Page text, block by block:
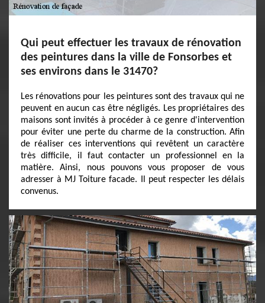
Qui peut effectuer les travaux de rénovation
des peintures dans la ville de Fonsorbes et
ses environs dans le 31470?
Les rénovations pour les peintures sont des travaux qui ne
peuvent en aucun cas être négligés. Les propriétaires des
maisons sont invités à procéder à ce genre d'intervention
pour éviter une perte du charme de la construction. Afin
de réaliser ces interventions qui revêtent un caractère
très difficile, il faut contacter un professionnel en la
matière. Ainsi, nous pouvons vous proposer de vous
adresser à MJ Toiture facade. Il peut respecter les délais
convenus.